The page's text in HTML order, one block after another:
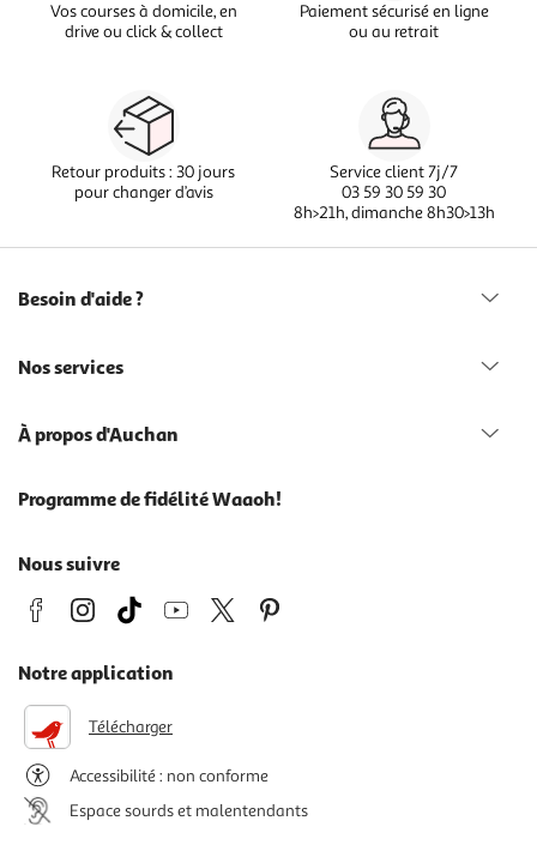
Vos courses à domicile, en
drive ou click & collect
Paiement sécurisé en ligne
ou au retrait
Retour produits : 30 jours
pour changer d’avis
Service client 7j/7
03 59 30 59 30
8h>21h, dimanche 8h30>13h
Besoin d'aide ?
Nos services
À propos d'Auchan
Programme de fidélité Waaoh!
Nous suivre
Notre application
Télécharger
Accessibilité : non conforme
Espace sourds et malentendants